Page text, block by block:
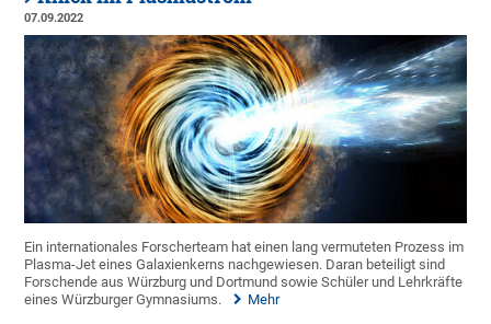
07.09.2022
Ein internationales Forscherteam hat einen lang vermuteten Prozess im
Plasma-Jet eines Galaxienkerns nachgewiesen. Daran beteiligt sind
Forschende aus Würzburg und Dortmund sowie Schüler und Lehrkräfte
eines Würzburger Gymnasiums.
Mehr